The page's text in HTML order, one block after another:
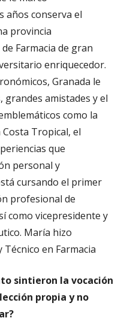
años conserva el
provincia
Farmacia de gran
enriquecedor.
Granada le
amistades y el
como la
Tropical, el
que
personal y
cursando el primer
profesional de
como vicepresidente y
María hizo
en Farmacia
sintieron la vocación
propia y no